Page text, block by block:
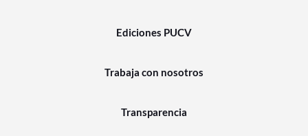
Ediciones PUCV
Trabaja con nosotros
Transparencia